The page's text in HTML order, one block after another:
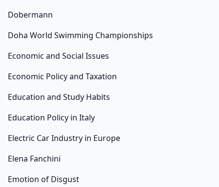
Dobermann
Doha World Swimming Championships
Economic and Social Issues
Economic Policy and Taxation
Education and Study Habits
Education Policy in Italy
Electric Car Industry in Europe
Elena Fanchini
Emotion of Disgust